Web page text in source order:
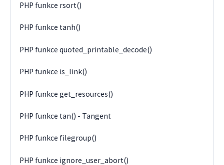
PHP funkce rsort()
PHP funkce tanh()
PHP funkce quoted_printable_decode()
PHP funkce is_link()
PHP funkce get_resources()
PHP funkce tan() - Tangent
PHP funkce filegroup()
PHP funkce ignore_user_abort()